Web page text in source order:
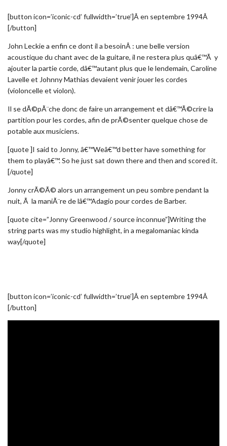
[button icon=’iconic-cd’ fullwidth=’true’]Â en septembre 1994Â
[/button]
John Leckie a enfin ce dont il a besoinÂ : une belle version
acoustique du chant avec de la guitare, il ne restera plus quâ€™Ã y
ajouter la partie corde, dâ€™autant plus que le lendemain, Caroline
Lavelle et Johnny Mathias devaient venir jouer les cordes
(violoncelle et violon).
Il se dÃ©pÃ¨che donc de faire un arrangement et dâ€™Ã©crire la
partition pour les cordes, afin de prÃ©senter quelque chose de
potable aux musiciens.
[quote ]I said to Jonny, â€™Weâ€™d better have something for
them to playâ€™. So he just sat down there and then and scored it.
[/quote]
Jonny crÃ©Ã© alors un arrangement un peu sombre pendant la
nuit, Ã la maniÃ¨re de lâ€™Adagio pour cordes de Barber.
[quote cite=”Jonny Greenwood / source inconnue”]Writing the
string parts was my studio highlight, in a megalomaniac kinda
way[/quote]
[button icon=’iconic-cd’ fullwidth=’true’]Â en septembre 1994Â
[/button]